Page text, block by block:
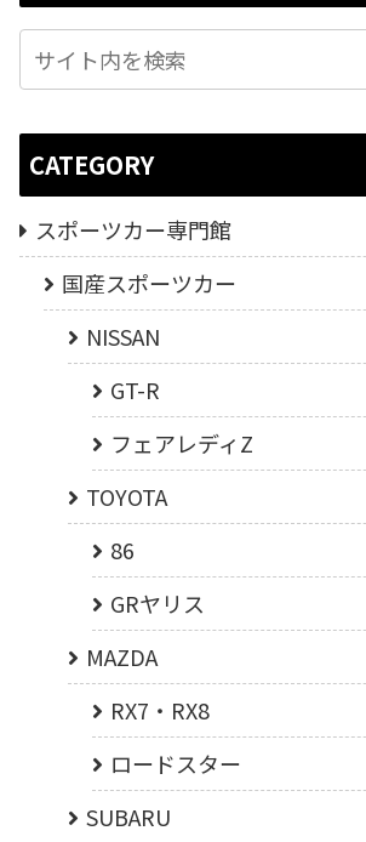
CATEGORY
スポーツカー専門館
国産スポーツカー
NISSAN
GT-R
フェアレディZ
TOYOTA
86
GRヤリス
MAZDA
RX7・RX8
ロードスター
SUBARU